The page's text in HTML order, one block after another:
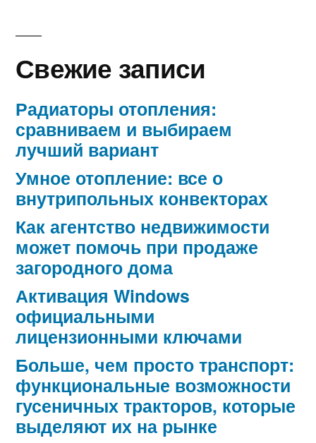
Свежие записи
Радиаторы отопления:
сравниваем и выбираем
лучший вариант
Умное отопление: все о
внутрипольных конвекторах
Как агентство недвижимости
может помочь при продаже
загородного дома
Активация Windows
официальными
лицензионными ключами
Больше, чем просто транспорт:
функциональные возможности
гусеничных тракторов, которые
выделяют их на рынке